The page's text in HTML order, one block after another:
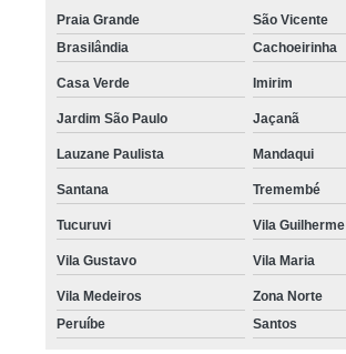
Praia Grande
São Vicente
Brasilândia
Cachoeirinha
Casa Verde Imirim
Jardim São Paulo Jaçanã
Lauzane Paulista Mandaqui
Santana Tremembé
Tucuruvi Vila Guilherme
Vila Gustavo Vila Maria
Vila Medeiros
Zona Norte
Peruíbe
Santos